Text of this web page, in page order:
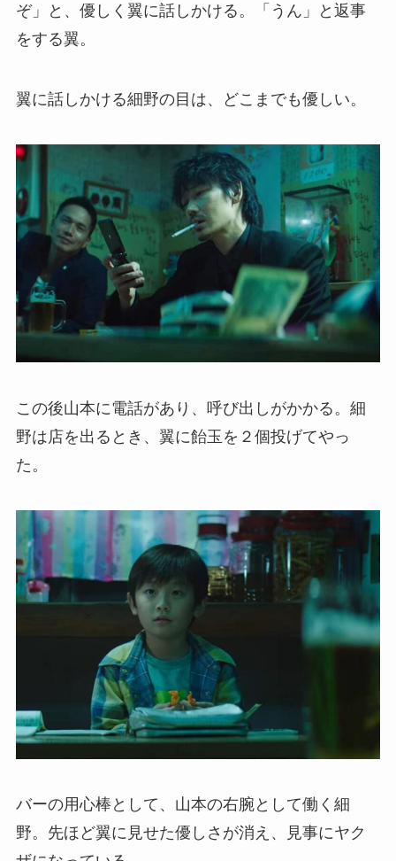
ぞ」と、優しく翼に話しかける。「うん」と返事
をする翼。
翼に話しかける細野の目は、どこまでも優しい。
この後山本に電話があり、呼び出しがかかる。細
野は店を出るとき、翼に飴玉を２個投げてやっ
た。
バーの用心棒として、山本の右腕として働く細
野。先ほど翼に見せた優しさが消え、見事にヤク